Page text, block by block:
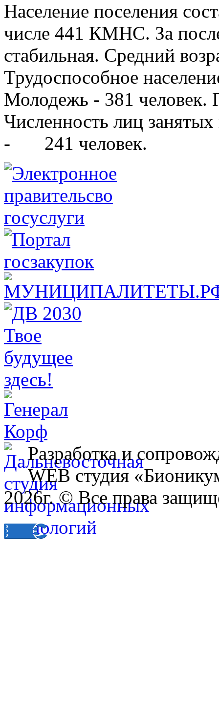
Население поселения
числе 441 КМНС. За
стабильная. Средний
Трудоспособное
Молодежь - 381 человек.
Численность лиц
- 241 человек.
Разработка и
WEB студия
2026г. © Все права